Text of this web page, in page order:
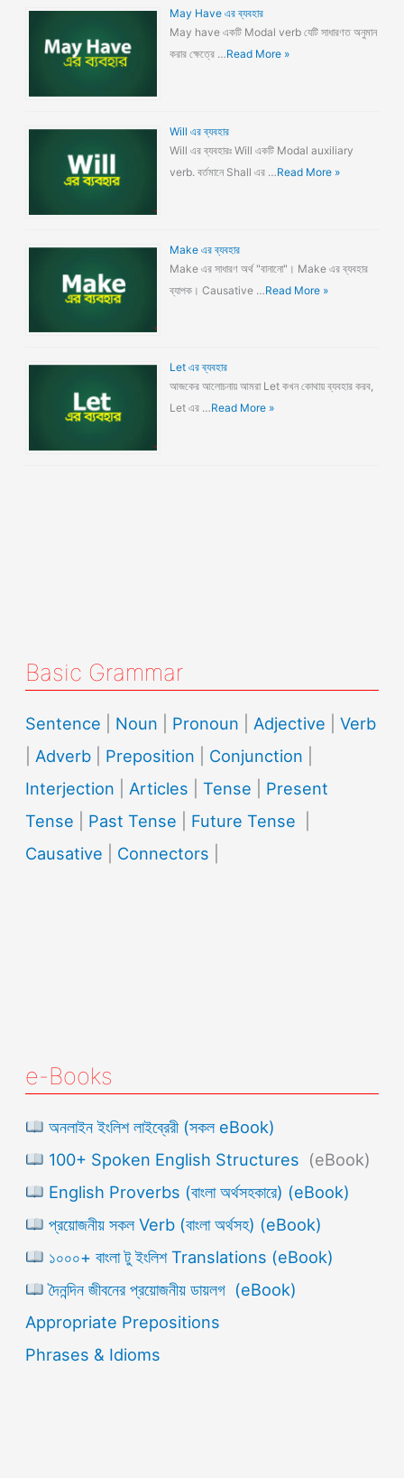
May Have এর ব্যবহার
May have একটি Modal verb যেটি সাধারণত অনুমান
করার ক্ষেত্রে …Read More »
Will এর ব্যবহার
Will এর ব্যবহারঃ Will একটি Modal auxiliary
verb. বর্তমানে Shall এর …Read More »
Make এর ব্যবহার
Make এর সাধারণ অর্থ "বানানো"। Make এর ব্যবহার
ব্যাপক। Causative …Read More »
Let এর ব্যবহার
আজকের আলোচনায় আমরা Let কখন কোথায় ব্যবহার করব,
Let এর …Read More »
Basic Grammar
Sentence Noun Pronoun Adjective |Verb
Adverb Preposition Conjunction
Interjection
Articles |Tense
Present
Tense
Past Tense Future Tense
Causative
Connectors
e-Books
অনলাইন ইংলিশ লাইব্রেরী (সকল eBook)
100+ Spoken English Structures (eBook)
English Proverbs (বাংলা অর্থসহকারে) (eBook)
প্রয়োজনীয় সকল Verb (বাংলা অর্থসহ) (eBook)
১০০০+ বাংলা টু ইংলিশ Translations (eBook)
দৈনন্দিন জীবনের প্রয়োজনীয় ডায়লগ (eBook)
Appropriate Prepositions
Phrases & Idioms